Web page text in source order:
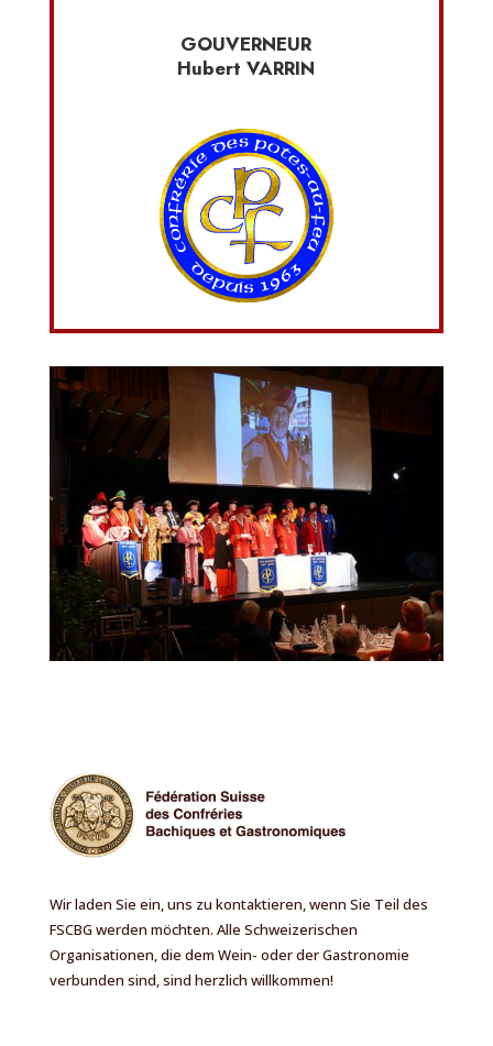
GOUVERNEUR
Hubert VARRIN
Wir laden Sie ein, uns zu kontaktieren, wenn Sie Teil des
FSCBG werden möchten. Alle Schweizerischen
Organisationen, die dem Wein- oder der Gastronomie
verbunden sind, sind herzlich willkommen!